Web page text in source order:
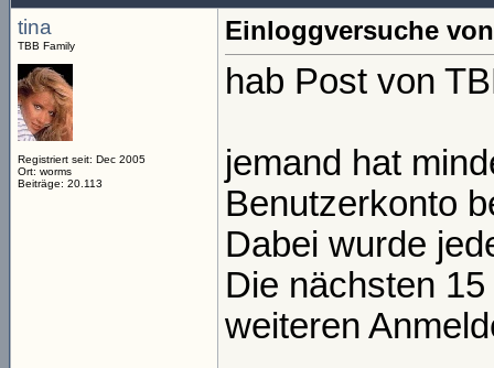
tina
TBB Family
Registriert seit: Dec 2005
Ort: worms
Beiträge: 20.113
Einloggversuche
hab Post von
jemand hat
Benutzerkonto
Dabei wurde
Die nächsten
weiteren